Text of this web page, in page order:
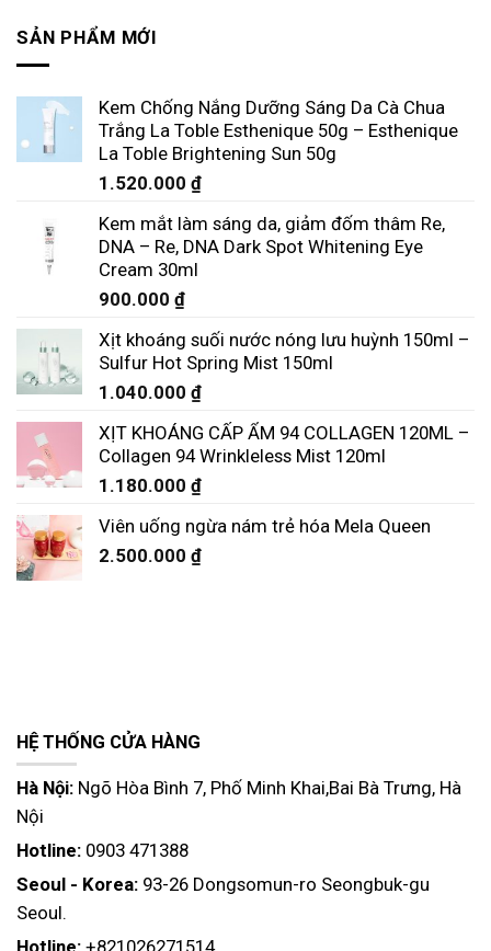
phẩm
SẢN PHẨM MỚI
Kem Chống Nắng Dưỡng Sáng Da Cà Chua
Trắng La Toble Esthenique 50g – Esthenique
La Toble Brightening Sun 50g
1.520.000 ₫
Kem mắt làm sáng da, giảm đốm thâm Re,
DNA – Re, DNA Dark Spot Whitening Eye
Cream 30ml
900.000 ₫
Xịt khoáng suối nước nóng lưu huỳnh 150ml –
Sulfur Hot Spring Mist 150ml
1.040.000 ₫
XỊT KHOÁNG CẤP ẨM 94 COLLAGEN 120ML –
Collagen 94 Wrinkleless Mist 120ml
1.180.000 ₫
Viên uống ngừa nám trẻ hóa Mela Queen
2.500.000 ₫
HỆ THỐNG CỬA HÀNG
Hà Nội: Ngõ Hòa Bình 7, Phố Minh Khai,Bai Bà Trưng, Hà
Nội
Hotline: 0903 471388
Seoul - Korea: 93-26 Dongsomun-ro Seongbuk-gu
Seoul.